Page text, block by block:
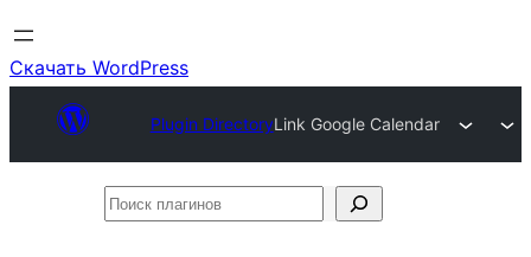
Скачать WordPress
Plugin DirectoryLink Google Calendar
Поиск